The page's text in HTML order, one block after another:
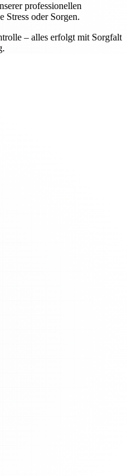
professionellen
Stress oder Sorgen.
– alles erfolgt mit Sorgfalt